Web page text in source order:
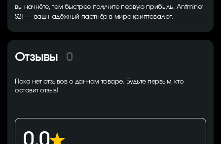
вы начнёте, тем быстрее получите первую прибыль. Antminer
S21 — ваш надёжный партнёр в мире криптовалют.
Отзывы 0
Пока нет отзывов о данном товаре. Будьте первым, кто
оставит отзыв!
0.0